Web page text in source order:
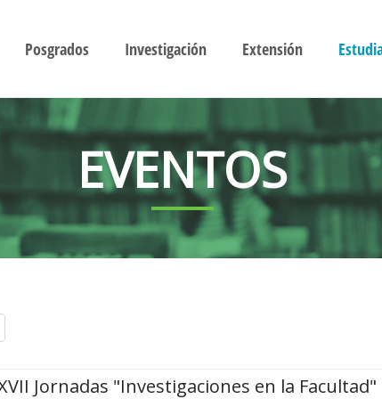
Posgrados Investigación Extensión
EVENTOS
Jornadas "Investigaciones en la Facultad"